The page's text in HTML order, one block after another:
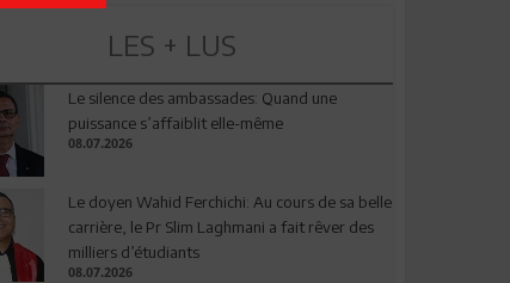
LES + LUS
Le silence des ambassades: Quand une
puissance s’affaiblit elle-même
08.07.2026
Le doyen Wahid Ferchichi: Au cours de sa belle
carrière, le Pr Slim Laghmani a fait rêver des
milliers d’étudiants
08.07.2026